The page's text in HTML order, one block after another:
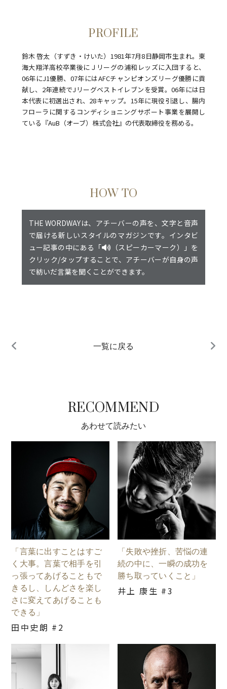
PROFILE
鈴木 啓太（すずき・けいた）1981年7月8日静岡市生まれ。東
海大翔洋高校卒業後にＪリーグの浦和レッズに入団すると、
06年にJ1優勝、07年にはAFCチャンピオンズリーグ優勝に貢
献し、2年連続でJリーグベストイレブンを受賞。06年には日
本代表に初選出され、28キャップ。15年に現役引退し、腸内
フローラに関するコンディショニングサポート事業を展開し
ている『AuB（オーブ）株式会社』の代表取締役を務める。
HOW TO
THE WORDWAYは、アチーバーの声を、文字と音声
で届ける新しいスタイルのマガジンです。インタビ
ュー記事の中にある「
（スピーカーマーク）」を
クリック/タップすることで、アチーバーが自身の声
で紡いだ言葉を聞くことができます。
一覧に戻る
RECOMMEND
あわせて読みたい
「言葉に出すことはすご
く大事。言葉で相手を引
っ張ってあげることもで
きるし、しんどさを楽し
さに変えてあげることも
できる」
田中史朗 #2
「失敗や挫折、苦悩の連
続の中に、一瞬の成功を
勝ち取っていくこと」
井上 康生 #3